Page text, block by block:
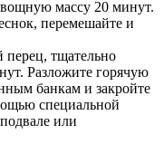
массу 20 минут.
перемешайте и
перец, тщательно
Разложите горячую
банкам и закройте
специальной
или